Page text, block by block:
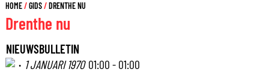
HOME GIDS DRENTHE NU
Drenthe nu
NIEUWSBULLETIN
· 1 JANUARI 1970 01:00 - 01:00